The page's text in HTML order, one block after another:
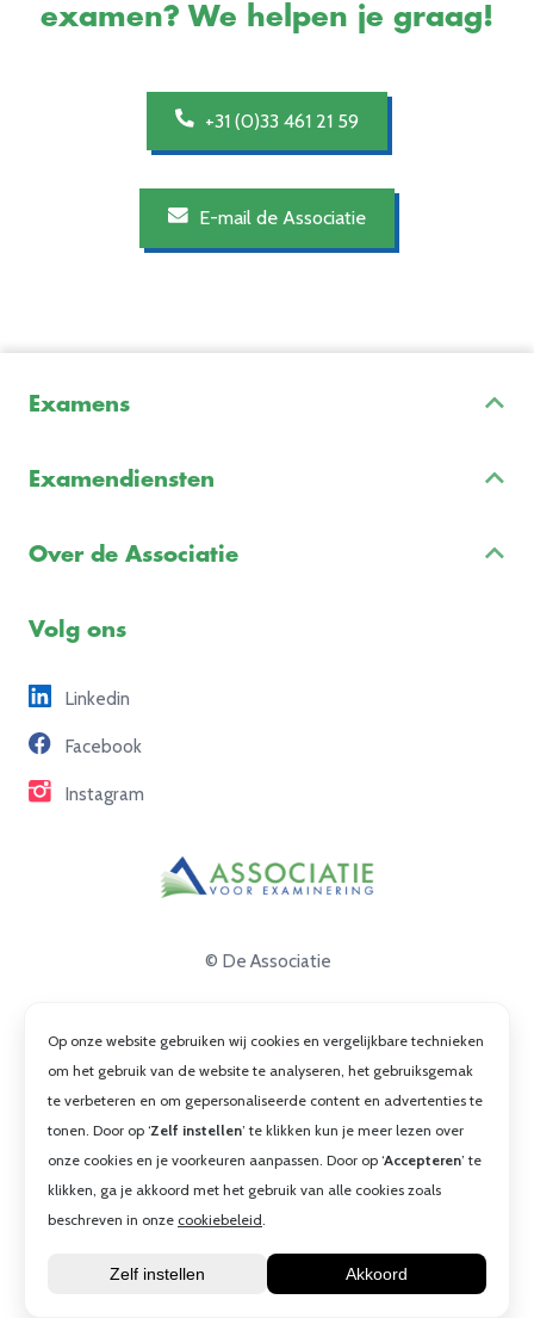
examen? We helpen je graag!
+31 (0)33 461 21 59
E-mail de Associatie
Examens
Examenreglement
Examendiensten
Over de Associatie
Freelance opdrachten
Partners
Contact
Volg ons
Linkedin
Facebook
Instagram
© De Associatie
Cookies
Algemene voorwaarden
Op onze website gebruiken wij cookies en vergelijkbare technieken
om het gebruik van de website te analyseren, het gebruiksgemak
te verbeteren en om gepersonaliseerde content en advertenties te
tonen. Door op ‘Zelf instellen’ te klikken kun je meer lezen over
onze cookies en je voorkeuren aanpassen. Door op ‘Accepteren’ te
klikken, ga je akkoord met het gebruik van alle cookies zoals
beschreven in onze cookiebeleid.